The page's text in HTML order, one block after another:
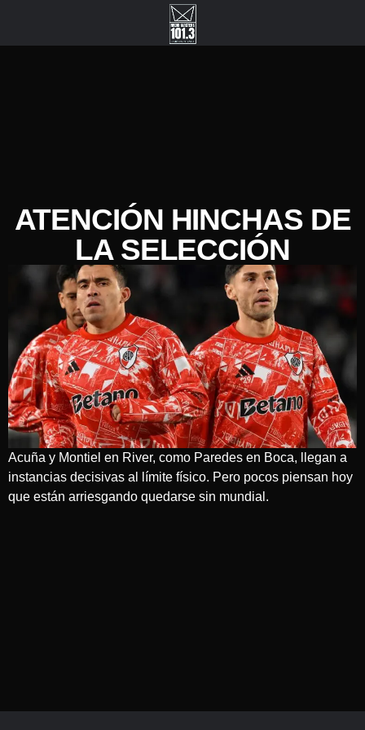
ATENCIÓN HINCHAS DE
LA SELECCIÓN
Acuña y Montiel en River, como Paredes en Boca, llegan a
instancias decisivas al límite físico. Pero pocos piensan hoy
que están arriesgando quedarse sin mundial.